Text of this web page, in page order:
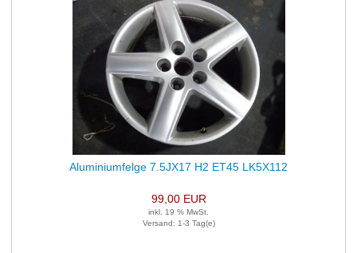
Aluminiumfelge 7.5JX17 H2 ET45 LK5X112
99,00 EUR
inkl. 19 % MwSt.
Versand: 1-3 Tag(e)